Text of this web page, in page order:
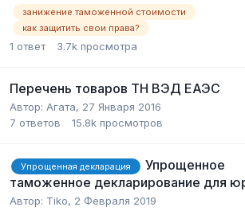
занижение таможенной стоимости
как защитить свои права?
1 ответ 3.7k просмотра
Перечень товаров ТН ВЭД ЕАЭС
Автор: Агата, 27 Января 2016
7 ответов 15.8k просмотров
Упрощенная декларация
Упрощенное
таможенное декларирование для
Автор: Tiko, 2 Февраля 2019